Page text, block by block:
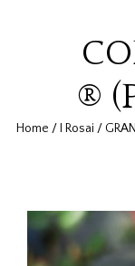
®
Home / I Rosai /